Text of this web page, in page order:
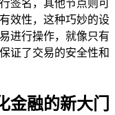
签名，其他节点则可
效性，这种巧妙的设
进行操作，就像只有
证了交易的安全性和
融的新大门